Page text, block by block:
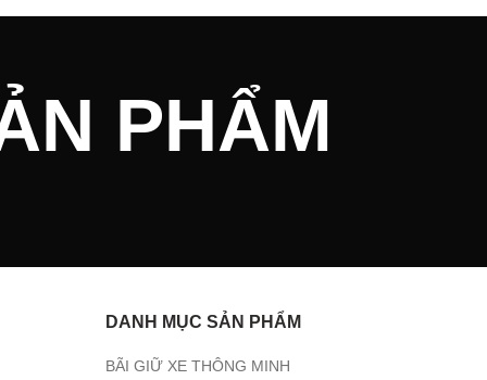
PHẨM
DANH MỤC SẢN PHẨM
BÃI GIỮ XE THÔNG MINH